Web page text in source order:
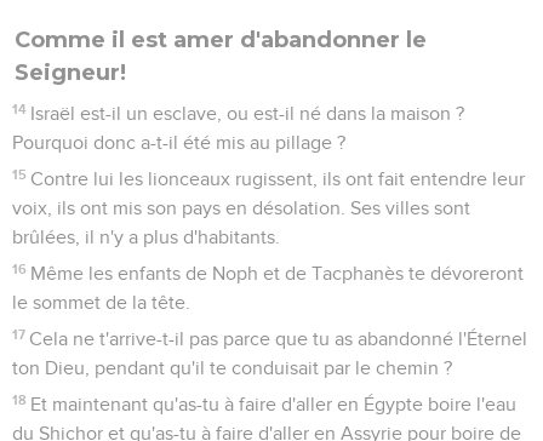
Comme il est amer d'abandonner le
Seigneur!
14 Israël est-il un esclave, ou est-il né dans la maison ?
Pourquoi donc a-t-il été mis au pillage ?
15 Contre lui les lionceaux rugissent, ils ont fait entendre leur
voix, ils ont mis son pays en désolation. Ses villes sont
brûlées, il n'y a plus d'habitants.
16 Même les enfants de Noph et de Tacphanès te dévoreront
le sommet de la tête.
17 Cela ne t'arrive-t-il pas parce que tu as abandonné l'Éternel
ton Dieu, pendant qu'il te conduisait par le chemin ?
18 Et maintenant qu'as-tu à faire d'aller en Égypte boire l'eau
du Shichor et qu'as-tu à faire d'aller en Assyrie pour boire de